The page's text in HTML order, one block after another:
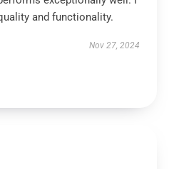
and functionality.
Nov 27, 2024